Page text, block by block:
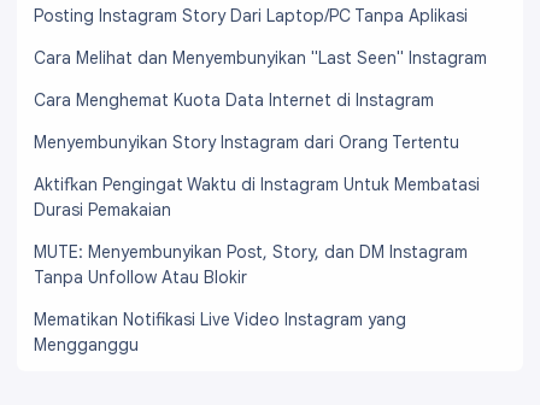
Posting Instagram Story Dari Laptop/PC Tanpa Aplikasi
Cara Melihat dan Menyembunyikan "Last Seen" Instagram
Cara Menghemat Kuota Data Internet di Instagram
Menyembunyikan Story Instagram dari Orang Tertentu
Aktifkan Pengingat Waktu di Instagram Untuk Membatasi
Durasi Pemakaian
MUTE: Menyembunyikan Post, Story, dan DM Instagram
Tanpa Unfollow Atau Blokir
Mematikan Notifikasi Live Video Instagram yang
Mengganggu